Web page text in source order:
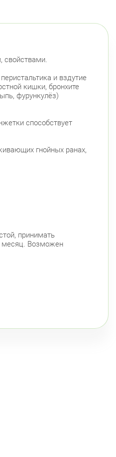
свойствами.
и вздутие
кишки, бронхите
фурункулёз)
способствует
гнойных ранах,
принимать
месяц. Возможен